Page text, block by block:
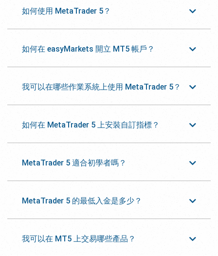
如何使用 MetaTrader 5？
如何在 easyMarkets 開立 MT5 帳戶？
我可以在哪些作業系統上使用 MetaTrader 5？
如何在 MetaTrader 5 上安裝自訂指標？
MetaTrader 5 適合初學者嗎？
MetaTrader 5 的最低入金是多少？
我可以在 MT5 上交易哪些產品？